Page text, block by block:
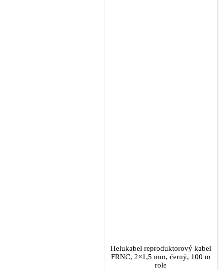
Helukabel reproduktorový kabel
FRNC, 2×1,5 mm, černý, 100 m
role